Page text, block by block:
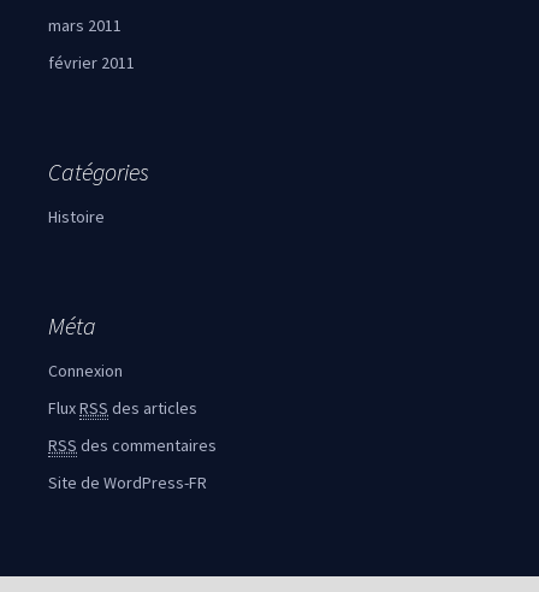
mars 2011
février 2011
Catégories
Histoire
Méta
Connexion
FluxRSS des articles
RSS des commentaires
Site de WordPress-FR